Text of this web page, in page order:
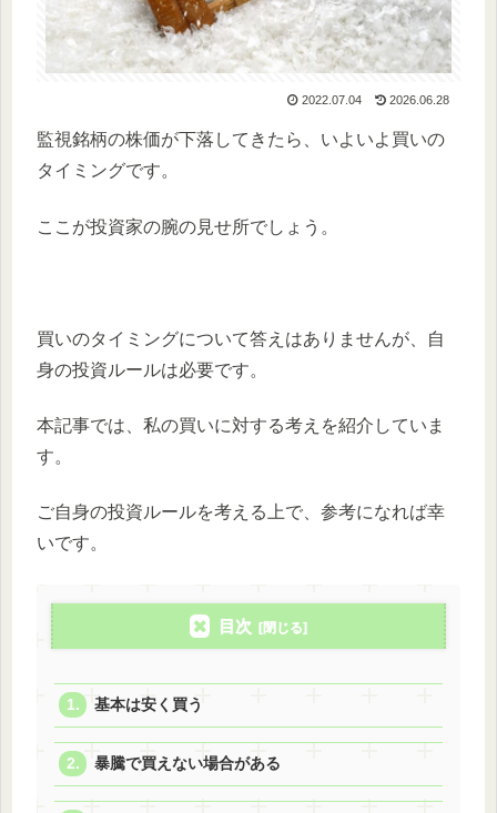
2022.07.04 2026.06.28
監視銘柄の株価が下落してきたら、いよいよ買いの
タイミングです。
ここが投資家の腕の見せ所でしょう。
買いのタイミングについて答えはありませんが、自
身の投資ルールは必要です。
本記事では、私の買いに対する考えを紹介していま
す。
ご自身の投資ルールを考える上で、参考になれば幸
いです。
目次
基本は安く買う
暴騰で買えない場合がある